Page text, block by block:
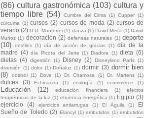
(86) cultura gastronómica (103) cultura y
tiempo libre (54) Cumbre del Clima (1) Cupper (1)
cúrcuma (1) cursos (2) cursos de moda (2) cursos de
verano (2) D.O. Monterrei (1) danza (1) David Meca (1) David
Muñoz (1) decoración (2) defensas naturales (1) deporte
(10)
desfiles (1) día de acción de gracias (1) día de la
madre (4) día Picota del Jerte (1) Diadora (1) dieta (6)
dietas (4) digestión (1) Disney (2) Disneyland París (1)
diversión (1) dolor (1) Doñaluz (1) dormir (3) dormir bien
(8)
dosisol (1) Dove (1) Dr. Chamosa (1) Dr. Martens (1)
dulces (3) Echinacea (1) ecología (1) ecommerce (1)
Educación (12) educación financiera (1)
efectos
terapéuticos de la luz (1) eficiencia energética (1) Egipto (3)
ejercicio
(4) ejercicios antiarrugas (1) El Águila (1)
El
Sueño de Toledo (2) Elancyl (1) embutidos (1) embutidos